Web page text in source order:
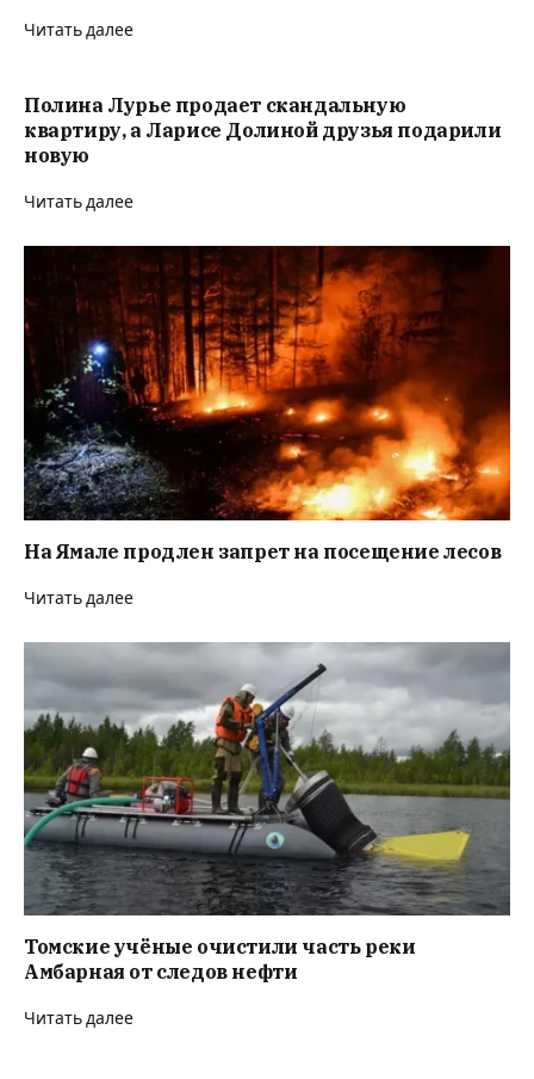
Читать далее
Полина Лурье продает скандальную
квартиру, а Ларисе Долиной друзья подарили
новую
Читать далее
На Ямале продлен запрет на посещение лесов
Читать далее
Томские учёные очистили часть реки
Амбарная от следов нефти
Читать далее